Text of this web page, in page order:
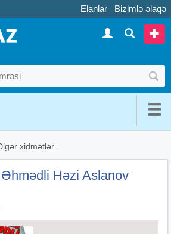
Elanlar Bizimlə əlaqə
xidmətlər
Həzi Aslanov